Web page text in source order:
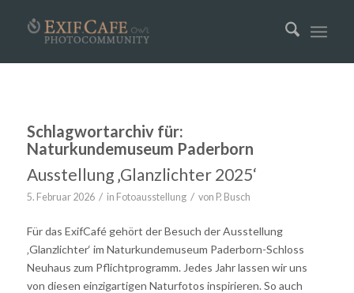
Schlagwortarchiv für:
Naturkundemuseum Paderborn
Ausstellung ‚Glanzlichter 2025‘
5. Februar 2026 / in Fotoausstellung / von P. Busch
Für das ExifCafé gehört der Besuch der Ausstellung
‚Glanzlichter‘ im Naturkundemuseum Paderborn-Schloss
Neuhaus zum Pflichtprogramm. Jedes Jahr lassen wir uns
von diesen einzigartigen Naturfotos inspirieren. So auch